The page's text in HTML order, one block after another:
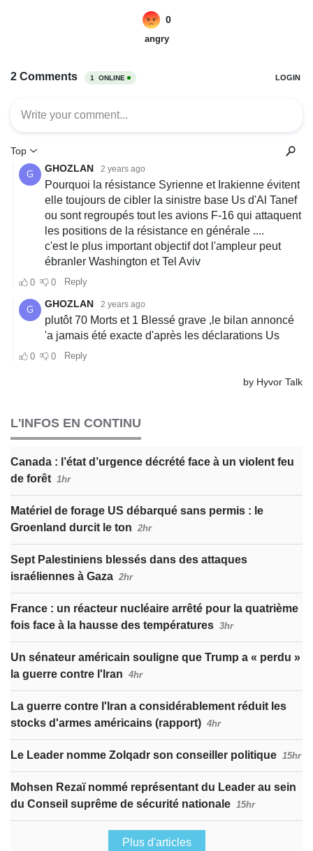
L'INFOS EN CONTINU
Canada : l’état d’urgence décrété face à un violent feu
de forêt 1hr
Matériel de forage US débarqué sans permis : le
Groenland durcit le ton 2hr
Sept Palestiniens blessés dans des attaques
israéliennes à Gaza 2hr
France : un réacteur nucléaire arrêté pour la quatrième
fois face à la hausse des températures 3hr
Un sénateur américain souligne que Trump a « perdu »
la guerre contre l'Iran 4hr
La guerre contre l'Iran a considérablement réduit les
stocks d'armes américains (rapport) 4hr
Le Leader nomme Zolqadr son conseiller politique 15hr
Mohsen Rezaï nommé représentant du Leader au sein
du Conseil suprême de sécurité nationale 15hr
Plus d'articles